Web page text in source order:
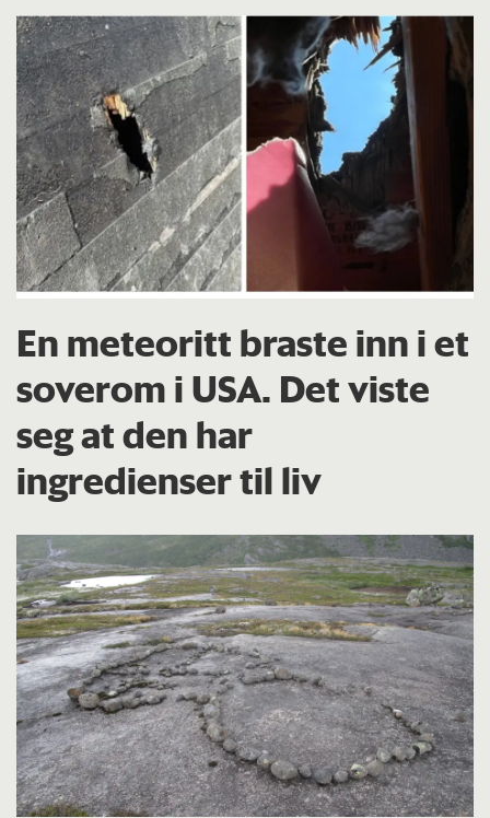
En meteoritt braste inn i et
soverom i USA. Det viste
seg at den har
ingredienser til liv